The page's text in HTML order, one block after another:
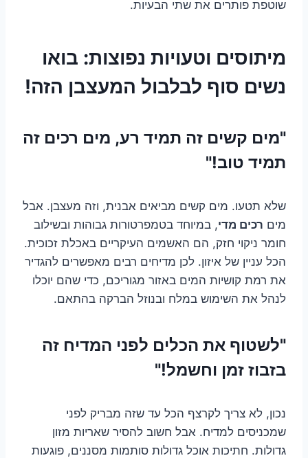
שוטפת פותרים את שתי הבעיות.
מיתוסים וטעויות נפוצות: בואו
נשים סוף לבלבול המעצבן הזה!
"מים קשים זה תמיד רע, מים רכים זה
תמיד טוב!"
שלא תטעו. מים קשים מביאים אבנית, וזה מעצבן. אבל
מים רכים מדי, במיוחד בטמפרטורות גבוהות ובשילוב
חומר ניקוי חזק, הם האשמים העיקריים באכלת זכוכית.
הכל עניין של איזון. לכן מדיחים רבים מאפשרים להגדיר
את רמת קושיות המים באזור מגוריכם, כדי שהם יוכלו
לנהל את השימוש במלח ובנוזל הברקה בהתאם.
"לשטוף את הכלים לפני המדיח זה
בזבוז זמן וחשמל!"
נכון, לא צריך לקרצף הכל עד שזה מבריק לפני
שמכניסים למדיח. אבל חשוב להסיר שאריות מזון
גדולות. חתיכות אוכל גדולות סותמות מסננים, פוגעות